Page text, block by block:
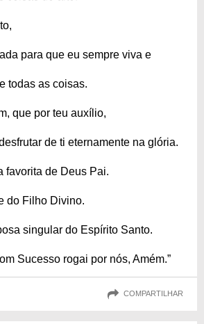
para que eu sempre viva e
todas as coisas.
que por teu auxílio,
de ti eternamente na glória.
favorita de Deus Pai.
do Filho Divino.
singular do Espírito Santo.
Sucesso rogai por nós, Amém.”
COMPARTILHAR